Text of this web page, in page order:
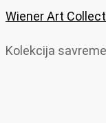
Wiener Art
Kolekcija